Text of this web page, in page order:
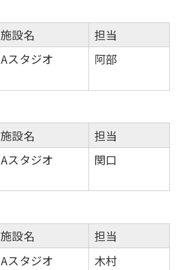
施設名
Aスタジオ
担当
阿部
施設名
Aスタジオ
担当
関口
施設名
Aスタジオ
担当
木村
it
may
not
accurate
translation.
The
may
the